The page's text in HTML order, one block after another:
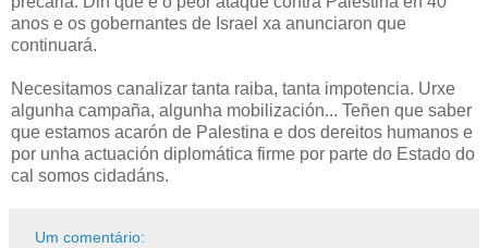
anos e os gobernantes de Israel xa anunciaron que
continuará.
Necesitamos canalizar tanta raiba, tanta impotencia. Urxe
algunha campaña, algunha mobilización... Teñen que saber
que estamos acarón de Palestina e dos dereitos humanos e
por unha actuación diplomática firme por parte do Estado do
cal somos cidadáns.
Um comentário: